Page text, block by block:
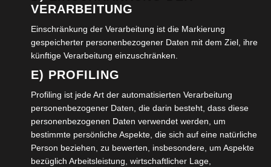
Kommando: „eins, zwei, drei“ oder auch „un, deux,
trois“ in Richtung cochonet zu werfen. Die Anzahl der
anwesenden Spieler bestimmt die Aufteilung in Gruppen,
aus denen wiederum zwei Teams ermittelt werden
müssen Ein Team besteht in der Regel aus zwei
=Doublette oder drei =Tripplette Spielern, die nun
gegeneinander antreten müssen.
Im gesamten Spiel befinden sich 12 Kugeln, pro Team
sechs Kugeln. Erreicht werden muss die Punktezahl 13,
VERARBEITUNG
Einschränkung der Verarbeitung ist die Markierung
gespeicherter personenbezogener Daten mit dem Ziel, ihre
künftige Verarbeitung einzuschränken.
E) PROFILING
Profiling ist jede Art der automatisierten Verarbeitung
personenbezogener Daten, die darin besteht, dass diese
personenbezogenen Daten verwendet werden, um
bestimmte persönliche Aspekte, die sich auf eine natürliche
Person beziehen, zu bewerten, insbesondere, um Aspekte
bezüglich Arbeitsleistung, wirtschaftlicher Lage,